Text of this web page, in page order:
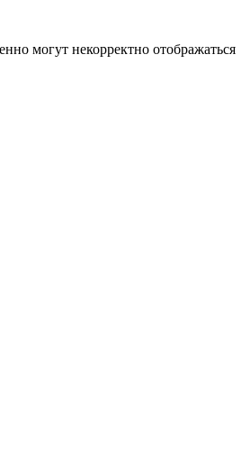
могут некорректно отображаться